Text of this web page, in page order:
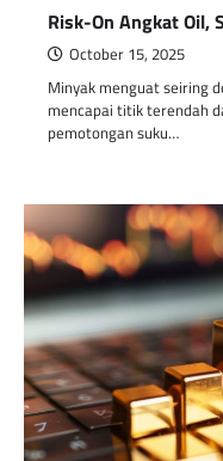
Risk-On Angkat Oil,
October 15, 2025
Minyak menguat seiring
mencapai titik terendah
pemotongan suku…